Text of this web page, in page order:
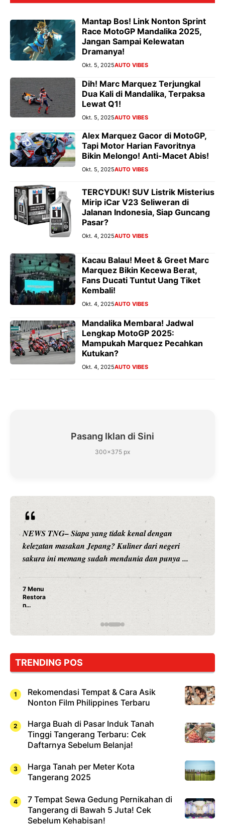
Mantap Bos! Link Nonton Sprint
Race MotoGP Mandalika 2025,
Jangan Sampai Kelewatan
Dramanya!
Okt. 5, 2025AUTO VIBES
Dih! Marc Marquez Terjungkal
Dua Kali di Mandalika, Terpaksa
Lewat Q1!
Okt. 5, 2025AUTO VIBES
Alex Marquez Gacor di MotoGP,
Tapi Motor Harian Favoritnya
Bikin Melongo! Anti-Macet Abis!
Okt. 5, 2025AUTO VIBES
TERCYDUK! SUV Listrik Misterius
Mirip iCar V23 Seliweran di
Jalanan Indonesia, Siap Guncang
Pasar?
Okt. 4, 2025AUTO VIBES
Kacau Balau! Meet & Greet Marc
Marquez Bikin Kecewa Berat,
Fans Ducati Tuntut Uang Tiket
Kembali!
Okt. 4, 2025AUTO VIBES
Mandalika Membara! Jadwal
Lengkap MotoGP 2025:
Mampukah Marquez Pecahkan
Kutukan?
Okt. 4, 2025AUTO VIBES
Pasang Iklan di Sini
300×375 px
...
NEWS TNG– Siapa sangka, dua nama
hiburan, Nunung Srimulat dan Vicky
merambah dunia kuliner dengan ...
Nunung Srimulat & Vicky Prasetyo
Rahasia Mami Bikin Nagih!
TRENDING POS
Rekomendasi Tempat & Cara Asik
Nonton Film Philippines Terbaru
Harga Buah di Pasar Induk Tanah
Tinggi Tangerang Terbaru: Cek
Daftarnya Sebelum Belanja!
Harga Tanah per Meter Kota
Tangerang 2025
7 Tempat Sewa Gedung Pernikahan di
Tangerang di Bawah 5 Juta! Cek
Sebelum Kehabisan!